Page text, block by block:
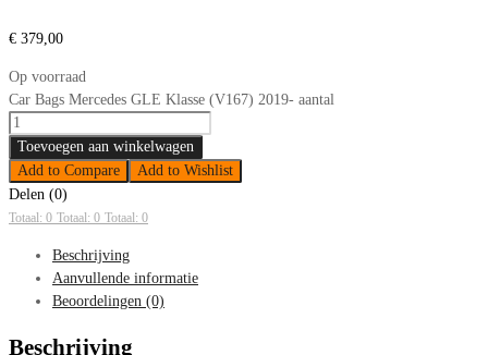
€ 379,00
Op voorraad
Car Bags Mercedes GLE Klasse (V167) 2019- aantal
Toevoegen aan winkelwagen
Add to Compare
Add to Wishlist
Delen (0)
Totaal: 0 Totaal: 0 Totaal: 0
Beschrijving
Aanvullende informatie
Beoordelingen (0)
Beschrijving